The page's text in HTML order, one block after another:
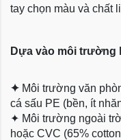
tay chọn màu và chất
Dựa vào môi trường
✦ Môi trường văn
cá sấu PE (bền, ít
✦ Môi trường ngoài
hoặc CVC (65%